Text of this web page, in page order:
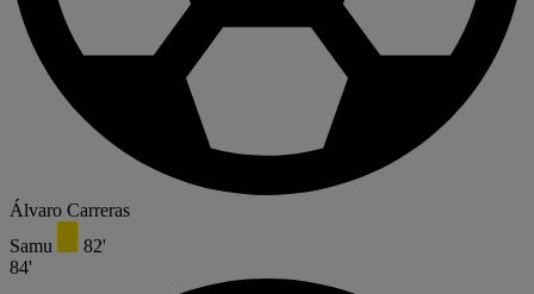
Álvaro Carreras
Samu
82'
84'